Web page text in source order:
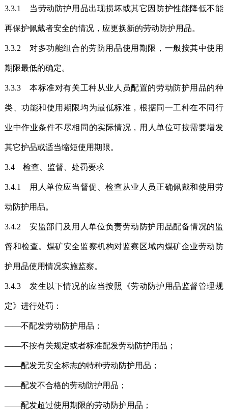
3.3.1 当劳动防护用品出现损坏或其它因防护性能降低不能
再保护佩戴者安全的情况，应更换新的劳动防护用品。
3.3.2 对多功能组合的劳防用品使用期限，一般按其中使用
期限最低的确定。
3.3.3 本标准对有关工种从业人员配置的劳动防护用品的种
类、功能和使用期限均为最低标准，根据同一工种在不同行
业中作业条件不尽相同的实际情况，用人单位可按需要增发
其它护品或适当缩短使用期限。
3.4 检查、监督、处罚要求
3.4.1 用人单位应当督促、检查从业人员正确佩戴和使用劳
动防护用品。
3.4.2 安监部门及用人单位负责劳动防护用品配备情况的监
督和检查。煤矿安全监察机构对监察区域内煤矿企业劳动防
护用品使用情况实施监察。
3.4.3 发生以下情况的应当按照《劳动防护用品监督管理规
定》进行处罚：
——不配发劳动防护用品；
——不按有关规定或者标准配发劳动防护用品；
——配发无安全标志的特种劳动防护用品；
——配发不合格的劳动防护用品；
——配发超过使用期限的劳动防护用品；